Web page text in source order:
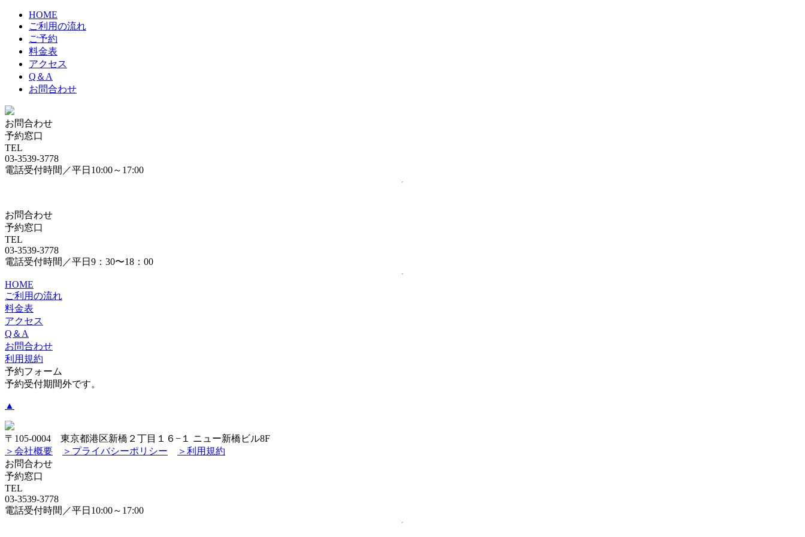
HOME
ご利用の流れ
ご予約
料金表
アクセス
Q＆A
お問合わせ
お問合わせ
予約窓口
TEL
03-3539-3778
電話受付時間／平日10:00～17:00
お問合わせ
予約窓口
TEL
03-3539-3778
電話受付時間／平日9：30〜18：00
HOME
ご利用の流れ
料金表
アクセス
Q＆A
お問合わせ
利用規約
予約フォーム
予約受付期間外です。
▲
〒105-0004 東京都港区新橋２丁目１６−１ ニュー新橋ビル8F
＞会社概要
＞プライバシーポリシー
＞利用規約
お問合わせ
予約窓口
TEL
03-3539-3778
電話受付時間／平日10:00～17:00